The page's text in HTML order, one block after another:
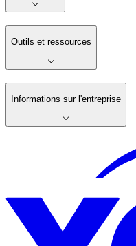
Outils et ressources
Informations sur l'entreprise